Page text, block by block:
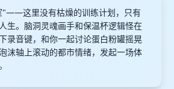
"——这里没有枯燥的训练计划，只有
生。脑洞灵魂画手和保温杯逻辑怪在
录音键，和你一起讨论蛋白粉罐摇晃
沫轴上滚动的都市情绪，发起一场体